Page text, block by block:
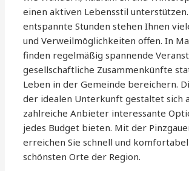
einen aktiven Lebensstil
entspannte Stunden stehen Ihnen
und Verweilmöglichkeiten offen. In
finden regelmäßig spannende
gesellschaftliche Zusammenkünfte
Leben in der Gemeinde bereichern.
der idealen Unterkunft gestaltet sich
zahlreiche Anbieter interessante
jedes Budget bieten. Mit der
erreichen Sie schnell und
schönsten Orte der Region.